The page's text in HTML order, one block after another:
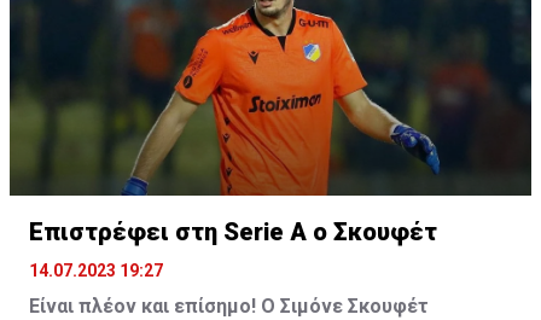
Επιστρέφει στη Serie A ο Σκουφέτ
14.07.2023 19:27
Είναι πλέον και επίσημο! Ο Σιμόνε Σκουφέτ